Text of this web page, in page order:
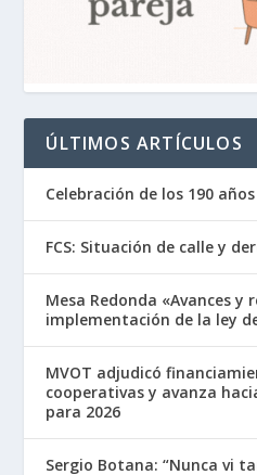
ÚLTIMOS ARTÍCULOS
Celebración de los 190
FCS: Situación de calle y
Mesa Redonda «Avances y
implementación de la ley
MVOT adjudicó
cooperativas y avanza
para 2026
Sergio Botana: “Nunca vi